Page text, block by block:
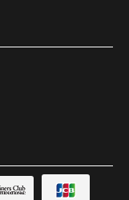
日]